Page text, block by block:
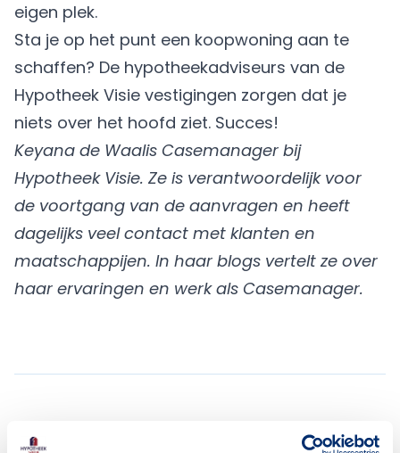
eigen plek.
Sta je op het punt een koopwoning aan te
schaffen? De hypotheekadviseurs van de
Hypotheek Visie vestigingen zorgen dat je
niets over het hoofd ziet. Succes!
Keyana de Waalis Casemanager bij
Hypotheek Visie. Ze is verantwoordelijk voor
de voortgang van de aanvragen en heeft
dagelijks veel contact met klanten en
maatschappijen. In haar blogs vertelt ze over
haar ervaringen en werk als Casemanager.
Meer actueel